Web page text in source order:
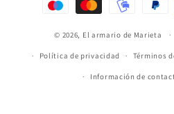
© 2026, El armario de Marieta
Política de privacidad Términos
Información de